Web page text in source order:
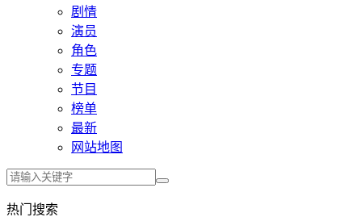
剧情
演员
角色
专题
节目
榜单
最新
网站地图
热门搜索